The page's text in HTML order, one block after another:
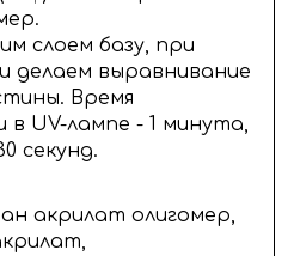
слоем базу, при
делаем выравнивание
Время
в UV-лампе - 1 минута,
секунд.
акрилат олигомер,